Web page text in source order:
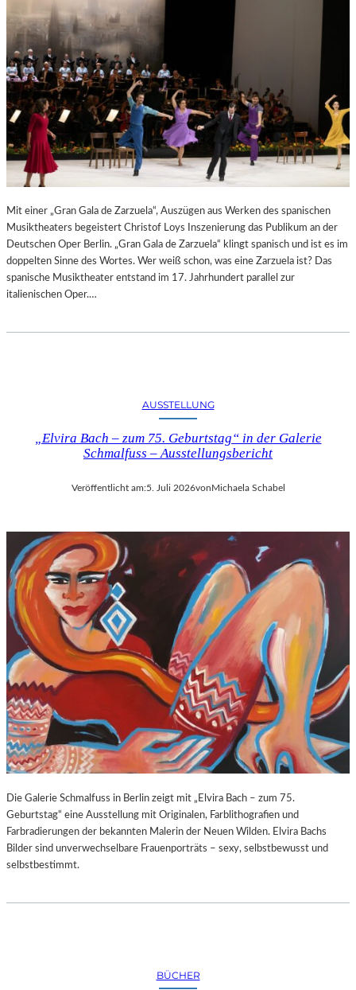
T
–
K
O
Z
E
K
–
I
C
A
Z
A
R
T
S
7
0
.
G
E
B
U
T
S
T
A
Mit einer „Gran Gala de Zarzuela“, Auszügen aus Werken des spanischen
Musiktheaters begeistert Christof Loys Inszenierung das Publikum an der
Deutschen Oper Berlin. „Gran Gala de Zarzuela“ klingt spanisch und ist es im
doppelten Sinne des Wortes. Wer weiß schon, was eine Zarzuela ist? Das
spanische Musiktheater entstand im 17. Jahrhundert parallel zur
italienischen Oper.…
AUSSTELLUNG
„Elvira Bach – zum 75. Geburtstag“ in der Galerie
Schmalfuss – Ausstellungsbericht
Veröffentlicht am:5. Juli 2026von Michaela Schabel
Die Galerie Schmalfuss in Berlin zeigt mit „Elvira Bach – zum 75.
Geburtstag“ eine Ausstellung mit Originalen, Farblithografien und
Farbradierungen der bekannten Malerin der Neuen Wilden. Elvira Bachs
Bilder sind unverwechselbare Frauenporträts – sexy, selbstbewusst und
selbstbestimmt.
BÜCHER